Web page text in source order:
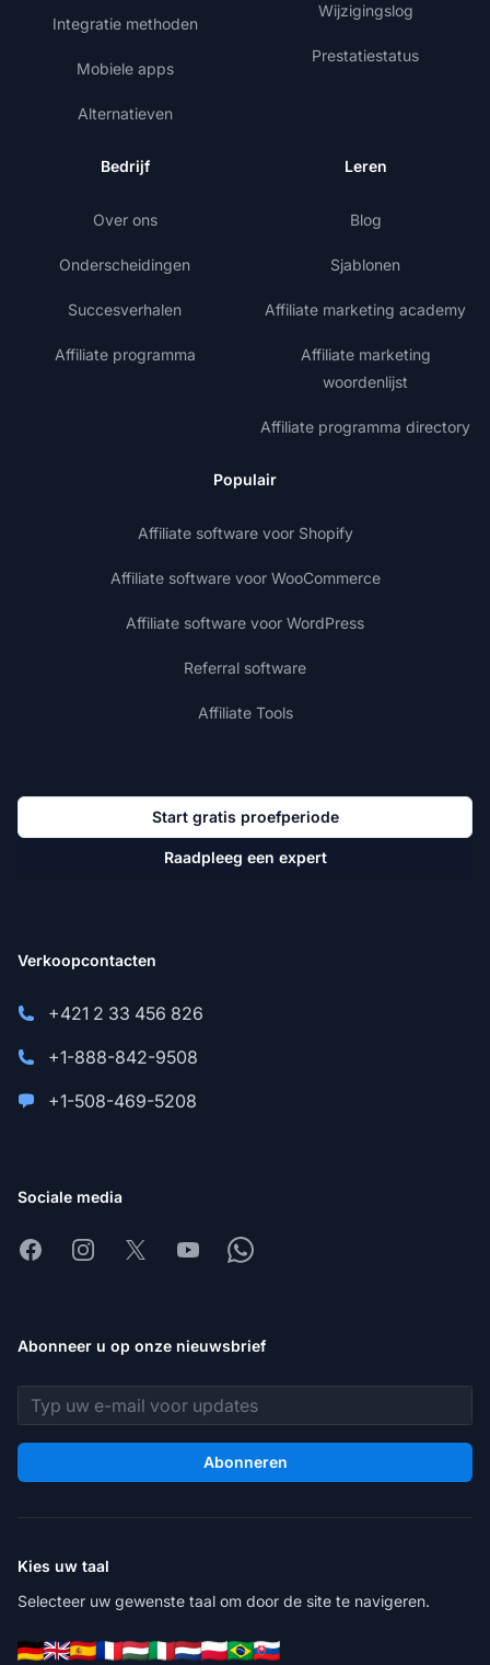
Integratie methoden
Mobiele apps
Alternatieven
Wijzigingslog
Prestatiestatus
Bedrijf
Over ons
Onderscheidingen
Succesverhalen
Affiliate programma
Leren
Blog
Sjablonen
Affiliate marketing academy
Affiliate marketing
woordenlijst
Affiliate programma directory
Populair
Affiliate software voor Shopify
Affiliate software voor WooCommerce
Affiliate software voor WordPress
Referral software
Affiliate Tools
Start gratis proefperiode
Raadpleeg een expert
Verkoopcontacten
+421 2 33 456 826
+1-888-842-9508
+1-508-469-5208
Sociale media
FacebookInstagram
X YoutubeWhatsapp
Abonneer u op onze nieuwsbrief
E-mailadres
Abonneren
Kies uw taal
Selecteer uw gewenste taal om door de site te navigeren.